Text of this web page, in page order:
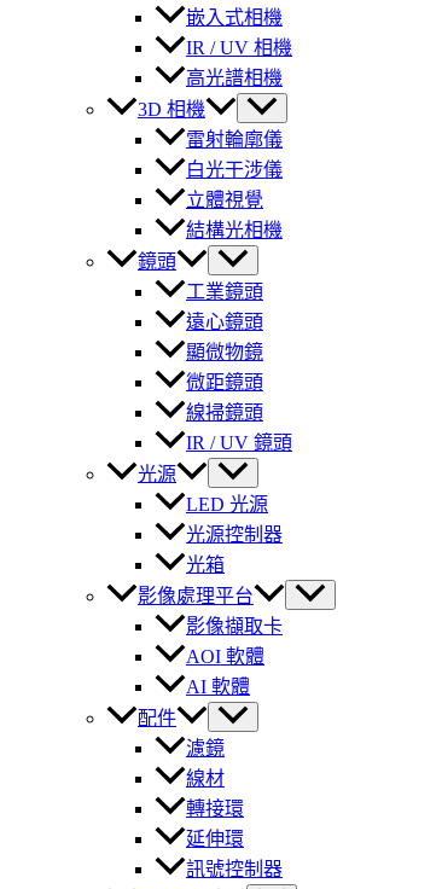
嵌入式相機
IR / UV 相機
高光譜相機
3D 相機
雷射輪廓儀
白光干涉儀
立體視覺
結構光相機
鏡頭
工業鏡頭
遠心鏡頭
顯微物鏡
微距鏡頭
線掃鏡頭
IR / UV 鏡頭
光源
LED 光源
光源控制器
光箱
影像處理平台
影像擷取卡
AOI 軟體
AI 軟體
配件
濾鏡
線材
轉接環
延伸環
訊號控制器